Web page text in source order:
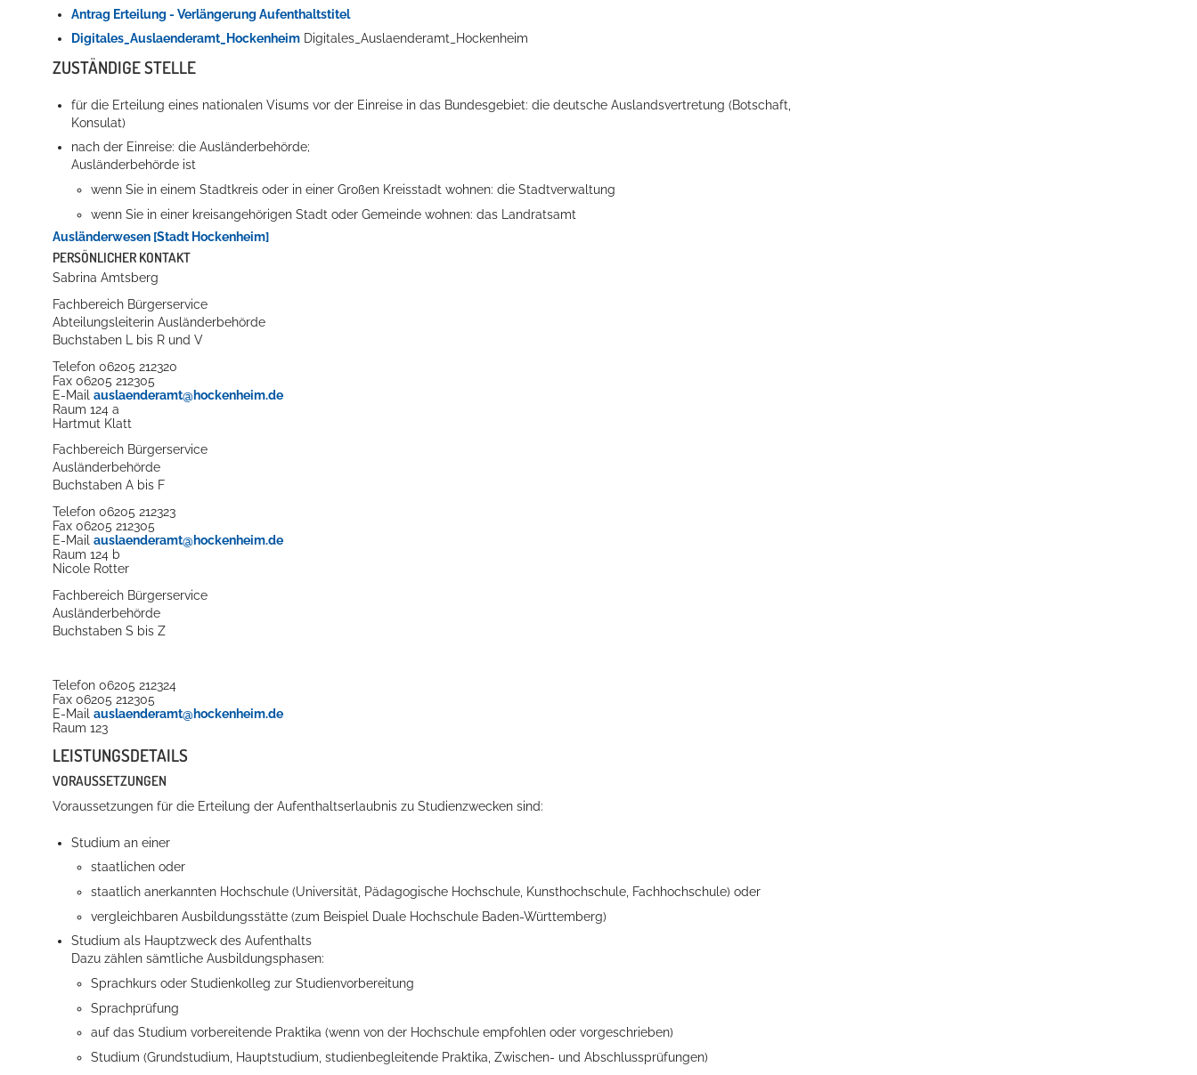
Erleben in Hockenheim
Spaß unter prickelnden Wasserfällen, das rauschende Meer im Wellenbecken oder doch lieber die pure Entspannung auf der Sprudelliege im Solebecken?
mehr dazu...
Antrag Erteilung - Verlängerung Aufenthaltstitel
Digitales_Auslaenderamt_Hockenheim Digitales_Auslaenderamt_Hockenheim
ZUSTÄNDIGE STELLE
für die Erteilung eines nationalen Visums vor der Einreise in das Bundesgebiet: die deutsche Auslandsvertretung (Botschaft,
Konsulat)
nach der Einreise: die Ausländerbehörde;
Ausländerbehörde ist
wenn Sie in einem Stadtkreis oder in einer Großen Kreisstadt wohnen: die Stadtverwaltung
wenn Sie in einer kreisangehörigen Stadt oder Gemeinde wohnen: das Landratsamt
Ausländerwesen [Stadt Hockenheim]
PERSÖNLICHER KONTAKT
Sabrina Amtsberg
Fachbereich Bürgerservice
Abteilungsleiterin Ausländerbehörde
Buchstaben L bis R und V
Telefon 06205 212320
Fax 06205 212305
E-Mail auslaenderamt@hockenheim.de
Raum 124 a
Hartmut Klatt
Fachbereich Bürgerservice
Ausländerbehörde
Buchstaben A bis F
Telefon 06205 212323
Fax 06205 212305
E-Mail auslaenderamt@hockenheim.de
Raum 124 b
Nicole Rotter
Fachbereich Bürgerservice
Ausländerbehörde
Buchstaben S bis Z
Telefon 06205 212324
Fax 06205 212305
E-Mail auslaenderamt@hockenheim.de
Raum 123
LEISTUNGSDETAILS
VORAUSSETZUNGEN
Voraussetzungen für die Erteilung der Aufenthaltserlaubnis zu Studienzwecken sind:
Studium an einer
staatlichen oder
staatlich anerkannten Hochschule (Universität, Pädagogische Hochschule, Kunsthochschule, Fachhochschule)oder
vergleichbaren Ausbildungsstätte (zum Beispiel Duale Hochschule Baden-Württemberg)
Studium als Hauptzweck des Aufenthalts
Dazu zählen sämtliche Ausbildungsphasen:
Sprachkurs oder Studienkolleg zur Studienvorbereitung
Sprachprüfung
auf das Studium vorbereitende Praktika (wenn von der Hochschule empfohlen oder vorgeschrieben)
Studium (Grundstudium, Hauptstudium, studienbegleitende Praktika, Zwischen- und Abschlussprüfungen)